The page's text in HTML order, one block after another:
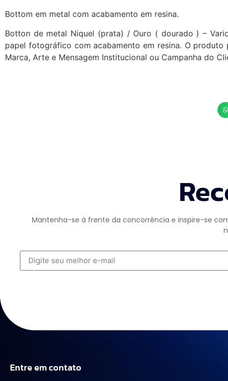
Bottom em metal com acabamento em resina.
Botton de metal Niquel (prata) / Ouro ( dourado ) –
papel fotográfico com acabamento em resina. O
Marca, Arte e Mensagem Institucional ou Campanha do
Mantenha-se à frente da concorrência e inspire-se
Entre em contato